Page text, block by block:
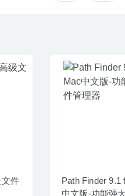
件
Path Finder 9.1
中文版-功能强